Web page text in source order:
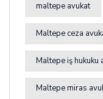
maltepe avukat
Maltepe ceza
Maltepe iş hukuku
Maltepe miras